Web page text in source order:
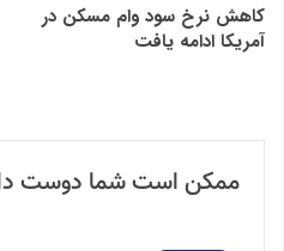
کاهش نرخ سود وام مسکن در
آمریکا ادامه یافت
ممکن است شما دوست